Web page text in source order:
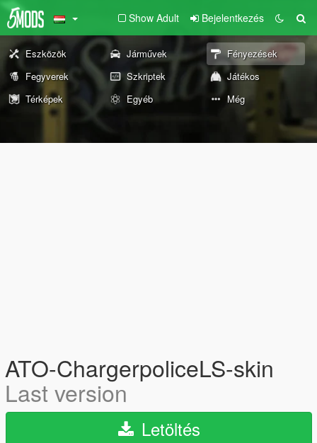
Show Adult Bejelentkezés
Eszközök Járművek
Fényezések
Fegyverek
Szkriptek
Játékos
Térképek
Egyéb Még
ATO-ChargerpoliceLS-skin
Last version
Letöltés